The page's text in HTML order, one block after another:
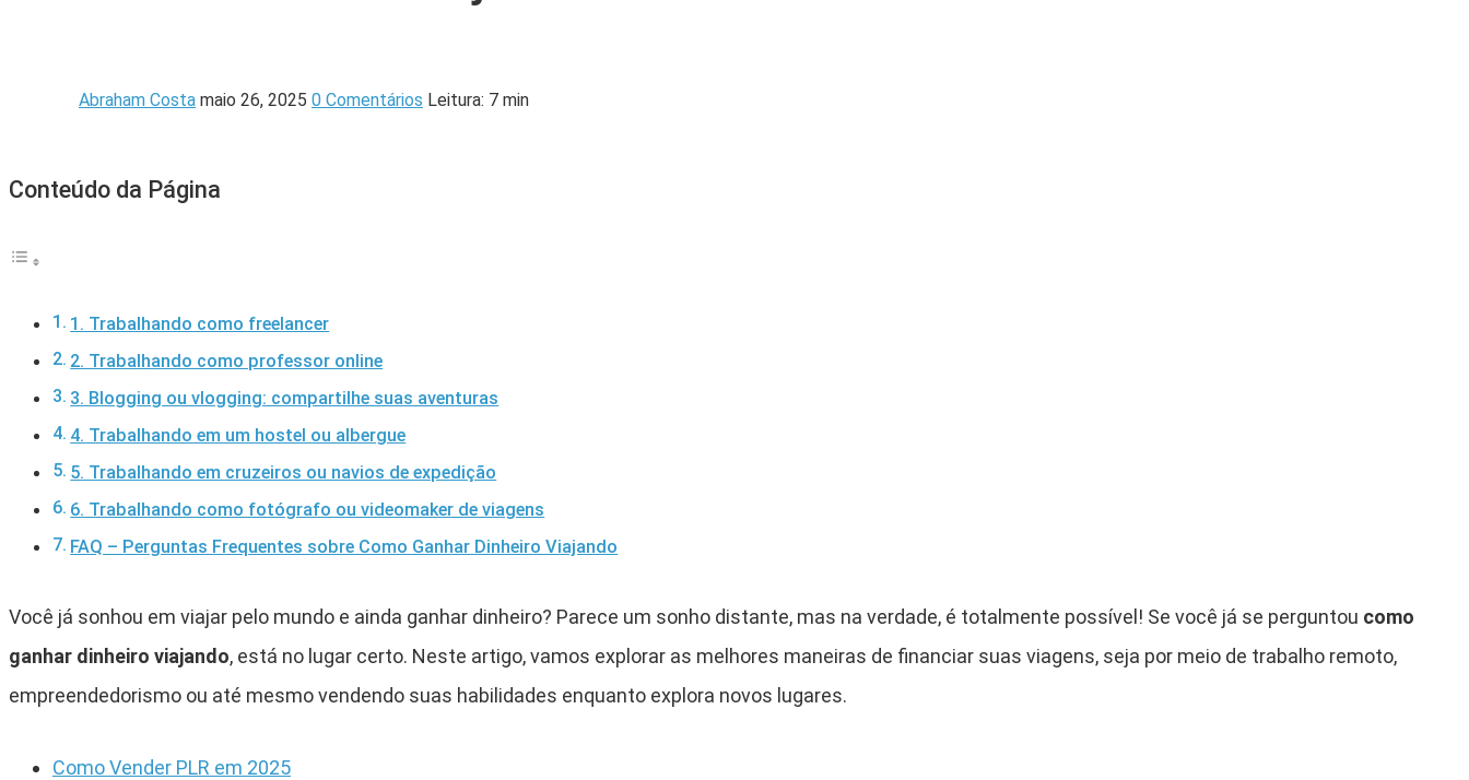
Abraham Costa maio 26, 2025 0 Comentários Leitura: 7 min
Conteúdo da Página
1. Trabalhando como freelancer
2. Trabalhando como professor online
3. Blogging ou vlogging: compartilhe suas aventuras
4. Trabalhando em um hostel ou albergue
5. Trabalhando em cruzeiros ou navios de expedição
6. Trabalhando como fotógrafo ou videomaker de viagens
FAQ – Perguntas Frequentes sobre Como Ganhar Dinheiro Viajando
Você já sonhou em viajar pelo mundo e ainda ganhar dinheiro? Parece um sonho distante, mas na verdade, é totalmente possível! Se você já se perguntou como
ganhar dinheiro viajando, está no lugar certo. Neste artigo, vamos explorar as melhores maneiras de financiar suas viagens, seja por meio de trabalho remoto,
empreendedorismo ou até mesmo vendendo suas habilidades enquanto explora novos lugares.
Como Vender PLR em 2025